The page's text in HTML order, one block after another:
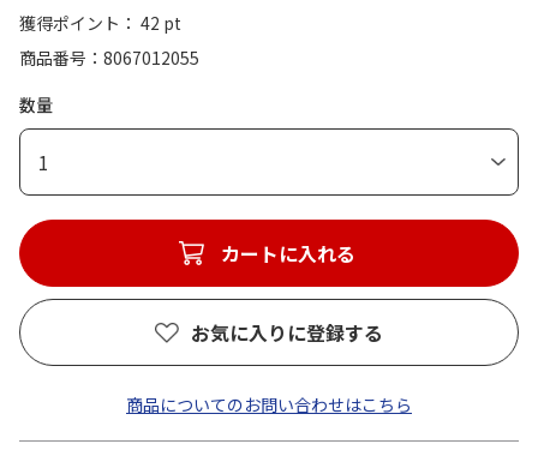
獲得ポイント： 42 pt
商品番号
8067012055
数量
1
カートに入れる
お気に入りに登録する
商品についてのお問い合わせはこちら